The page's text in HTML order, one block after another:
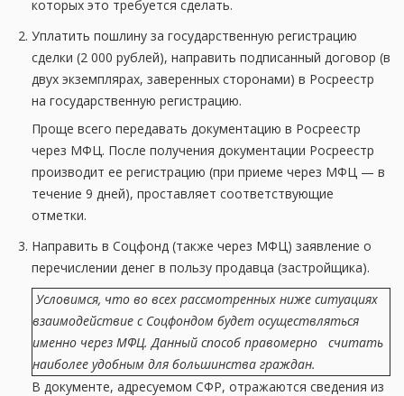
которых это требуется сделать.
Уплатить пошлину за государственную регистрацию
сделки (2 000 рублей), направить подписанный договор (в
двух экземплярах, заверенных сторонами) в Росреестр
на государственную регистрацию.
Проще всего передавать документацию в Росреестр
через МФЦ. После получения документации Росреестр
производит ее регистрацию (при приеме через МФЦ — в
течение 9 дней), проставляет соответствующие
отметки.
Направить в Соцфонд (также через МФЦ) заявление о
перечислении денег в пользу продавца (застройщика).
Условимся, что во всех рассмотренных ниже ситуациях
взаимодействие с Соцфондом будет осуществляться
именно через МФЦ. Данный способ правомерно считать
наиболее удобным для большинства граждан.
В документе, адресуемом СФР, отражаются сведения из